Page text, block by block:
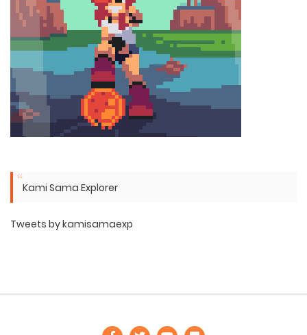
Kami Sama Explorer
Tweets by kamisamaexp